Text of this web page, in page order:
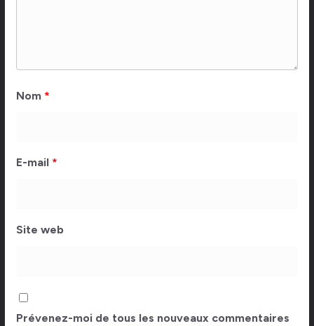
Nom *
E-mail *
Site web
Prévenez-moi de tous les nouveaux commentaires